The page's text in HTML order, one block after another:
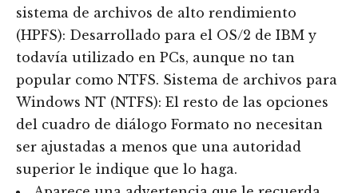
sistema de archivos de alto rendimiento
(HPFS): Desarrollado para el OS/2 de IBM y
todavía utilizado en PCs, aunque no tan
popular como NTFS. Sistema de archivos para
Windows NT (NTFS): El resto de las opciones
del cuadro de diálogo Formato no necesitan
ser ajustadas a menos que una autoridad
superior le indique que lo haga.